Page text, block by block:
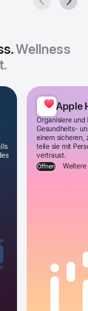
Wellness
Apple
Organisiere
Gesundheits-
einem sicheren,
teile sie mit
vertraust.
Öffnen Weitere